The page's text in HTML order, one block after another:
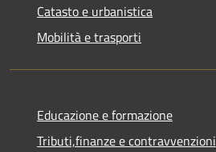
Catasto e urbanistica
Mobilità e trasporti
Educazione e formazione
Tributi,finanze e contravvenzioni